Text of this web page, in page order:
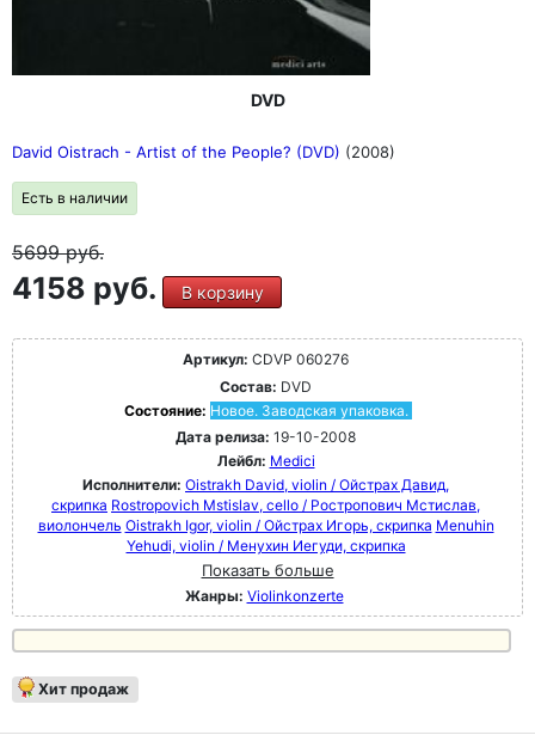
DVD
David Oistrach - Artist of the People? (DVD) (2008)
Есть в наличии
5699руб.
4158 руб. В корзину
Артикул: CDVP 060276
Состав: DVD
Состояние: Новое. Заводская упаковка.
Дата релиза: 19-10-2008
Лейбл: Medici
Исполнители: Oistrakh David, violin / Ойстрах Давид,
скрипка Rostropovich Mstislav, cello / Ростропович Мстислав,
виолончель Oistrakh Igor, violin / Ойстрах Игорь, скрипка Menuhin
Yehudi, violin / Менухин Иегуди, скрипка
Показать больше
Жанры: Violinkonzerte
Хит продаж